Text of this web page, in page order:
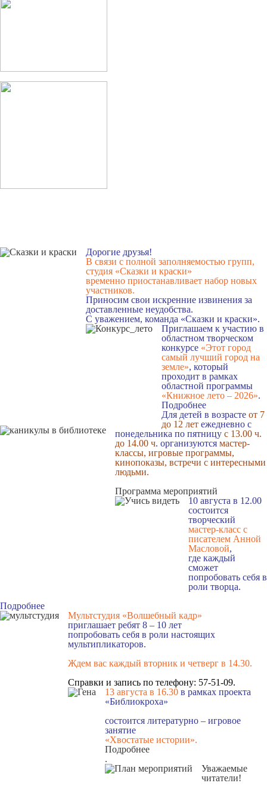
Дорогие друзья!
В связи с полной заполняемостью групп,
студия «Сказки и краски»
временно приостанавливает набор новых
участников.
Приносим свои искренние извинения за
доставленные неудобства.
С уважением, команда «Сказки и краски».
Приглашаем к участию в
областном творческом
конкурсе «Этот город
самый лучший город на
земле», который
проходит в рамках
областной программы
«Книжное лето – 2026».
Подробнее
Для детей в возрасте от 7
до 12 лет ежедневно с
понедельника по пятницу с 13.00 ч.
до 14.00 ч. организуются мастер-
классы, игровые программы,
кинопоказы, встречи с интересными
людьми.
Программа мероприятий
10 августа в 12.00
состоится
творческий
мастер-класс с
писателем Анной
Масловой,
где каждый
сможет
попробовать себя в
роли творца.
Подробнее
Мультстудия «Волшебный кадр»
приглашает ребят 8 – 10 лет
попробовать себя в роли настоящих
мультипликаторов.
Ждем вас каждый вторник и четверг в 14.30.
Справки и запись по телефону: 57-51-09.
13 августа в 16.30 в рамках проекта
«Библиокроха»
состоится литературно – игровое
занятие
«Хвостатые истории».
Подробнее
.
Уважаемые
читатели!